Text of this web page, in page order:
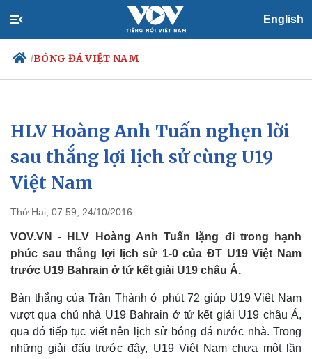
English
/BÓNG ĐÁ VIỆT NAM
Chính trị
Tổ chức nhân sự
Quốc hội
Nhận diện sự thật
Xã hội
Tin 24h
Dự báo thời tiết
HLV Hoàng Anh Tuấn nghẹn lời
sau thắng lợi lịch sử cùng U19
Việt Nam
Thứ Hai, 07:59, 24/10/2016
VOV.VN - HLV Hoàng Anh Tuấn lặng đi trong hạnh
phúc sau thắng lợi lịch sử 1-0 của ĐT U19 Việt Nam
trước U19 Bahrain ở tứ kết giải U19 châu Á.
Bàn thắng của Trần Thành ở phút 72 giúp U19 Việt Nam
vượt qua chủ nhà U19 Bahrain ở tứ kết giải U19 châu Á,
qua đó tiếp tục viết nên lịch sử bóng đá nước nhà. Trong
những giải đấu trước đây, U19 Việt Nam chưa một lần